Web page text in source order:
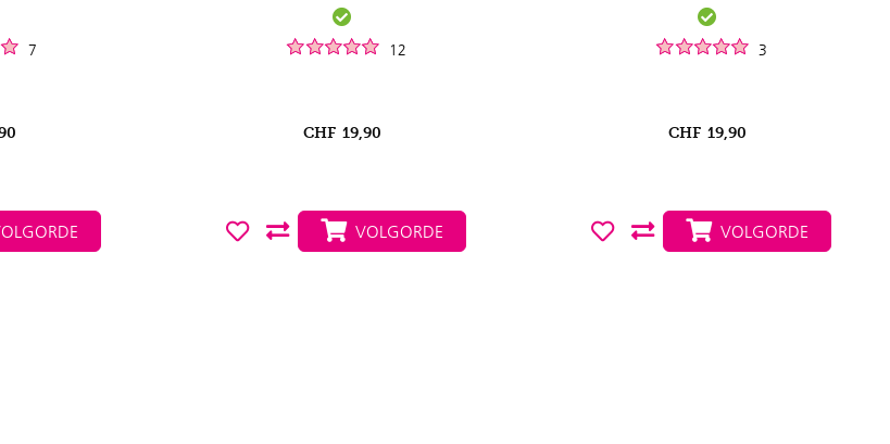
7 12
CHF 19,90
VOLGORDE
3
CHF 19,90
VOLGORDE